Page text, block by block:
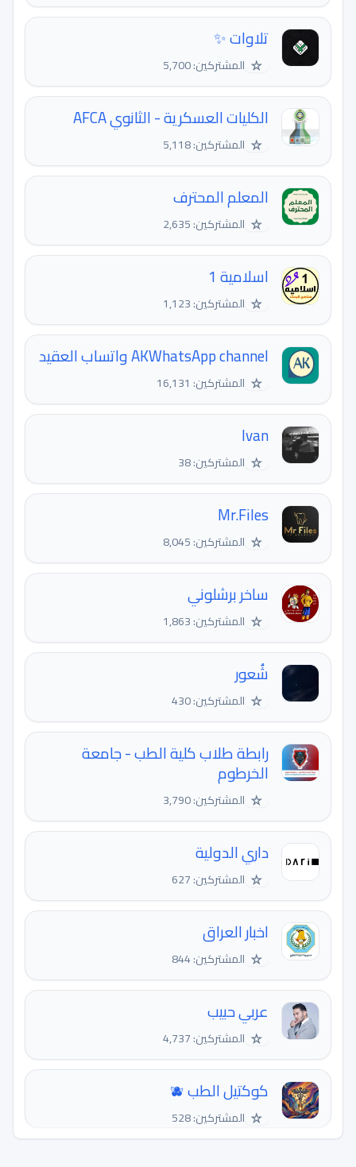
تلاوات ✨
☆ المشتركين: 5,700
الكليات العسكرية - الثانوي AFCA
☆ المشتركين: 5,118
المعلم المحترف
☆ المشتركين: 2,635
اسلامية 1
☆ المشتركين: 1,123
AKWhatsApp channel واتساب العقيد
☆ المشتركين: 16,131
Ivan
☆ المشتركين: 38
Mr.Files
☆ المشتركين: 8,045
ساخر برشلوني
☆ المشتركين: 1,863
شُعور
☆ المشتركين: 430
رابطة طلاب كلية الطب - جامعة
الخرطوم
☆ المشتركين: 3,790
داري الدولية
☆ المشتركين: 627
اخبار العراق
☆ المشتركين: 844
عربي حبيب
☆ المشتركين: 4,737
كوكتيل الطب 🫐
☆ المشتركين: 528